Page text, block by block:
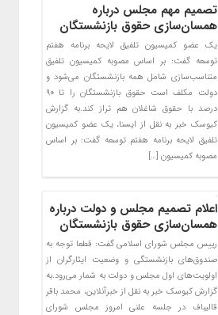
تصمیم مهم مجلس درباره
همسان‌سازی حقوق بازنشستگان
یک عضو کمیسیون تلفیق لایحه برنامه هفتم
توسعه گفت: بر اساس مصوبه کمیسیون تلفیق
متناسب‌سازی شامل همه بازنشستگان می‌شود و
دولت مکلف است حقوق بازنشستگان را تا ۹۰
درصد با حقوق شاغلان هم تراز کند.به گزارش
کیوسک خبر به نقل از ایسنا، یک عضو کمیسیون
تلفیق لایحه برنامه هفتم توسعه گفت: بر اساس
مصوبه کمیسیون […]
اعلام تصمیم مجلس و دولت درباره
همسان‌سازی حقوق بازنشستگان
رییس مجلس شورای اسلامی گفت: قطعا توجه به
صندوق‌های بازنشستگی و وضعیت ایثارگران از
اولویت‌های اول مجلس و دولت به شمار می‌رود.به
گزارش کیوسک خبر به نقل از خبرآنلاین، محمد باقر
قالیباف در جلسه علنی امروز مجلس شورای